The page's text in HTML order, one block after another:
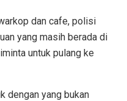
dan cafe, polisi
yang masih berada di
untuk pulang ke
dengan yang bukan